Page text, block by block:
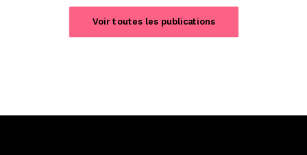
Voir toutes les publications